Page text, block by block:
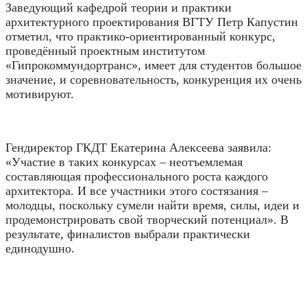
Заведующий кафедрой теории и практики
архитектурного проектирования ВГТУ Петр Капустин
отметил, что практико-ориентированный конкурс,
проведённый проектным институтом
«Гипрокоммундортранс», имеет для студентов большое
значение, и соревновательность, конкуренция их очень
мотивируют.
Гендиректор ГКДТ Екатерина Алексеева заявила:
«Участие в таких конкурсах – неотъемлемая
составляющая профессионального роста каждого
архитектора. И все участники этого состязания –
молодцы, поскольку сумели найти время, силы, идеи и
продемонстрировать свой творческий потенциал». В
результате, финалистов выбрали практически
единодушно.